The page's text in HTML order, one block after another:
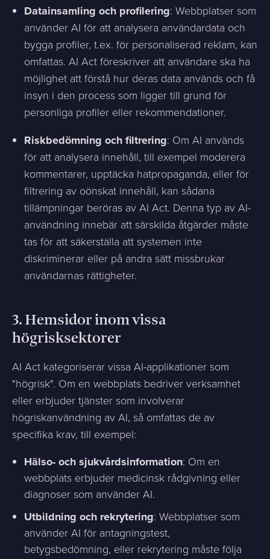
Datainsamling och profilering: Webbplatser som
använder AI för att analysera användardata och
bygga profiler, t.ex. för personaliserad reklam, kan
omfattas. AI Act föreskriver att användare ska ha
möjlighet att förstå hur deras data används och få
insyn i den process som ligger till grund för
personliga profiler eller rekommendationer.
Riskbedömning och filtrering: Om AI används
för att analysera innehåll, till exempel moderera
kommentarer, upptäcka hatpropaganda, eller för
filtrering av oönskat innehåll, kan sådana
tillämpningar beröras av AI Act. Denna typ av AI-
användning innebär att särskilda åtgärder måste
tas för att säkerställa att systemen inte
diskriminerar eller på andra sätt missbrukar
användarnas rättigheter.
3. Hemsidor inom vissa
högrisksektorer
AI Act kategoriserar vissa AI-applikationer som
"högrisk". Om en webbplats bedriver verksamhet
eller erbjuder tjänster som involverar
högriskanvändning av AI, så omfattas de av
specifika krav, till exempel:
Hälso- och sjukvårdsinformation: Om en
webbplats erbjuder medicinsk rådgivning eller
diagnoser som använder AI.
Utbildning och rekrytering: Webbplatser som
använder AI för antagningstest,
betygsbedömning, eller rekrytering måste följa